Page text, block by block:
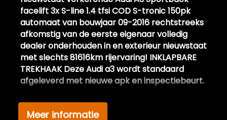
Sportvelgen
Trekhaak
Trekhaak uitklapbaar
Warmtewerend glas
Achterbank in delen neerklapbaar
facelift 3x S-line 1.4 tfsi COD S-tronic 150pk
automaat van bouwjaar 09-2016 rechtstreeks
afkomstig van de eerste eigenaar volledig
dealer onderhouden in en exterieur nieuwstaat
met slechts 81616km rijervaring! INKLAPBARE
TREKHAAKDeze Audi a3 wordt standaard
afgeleverd met nieuwe apk en inspectiebeurt.
Audi A3 SPORTBACK 1.4 TFSI CoD 150PK/S-
TRONIC/3XSLINE/ADAPTIEFCRUISE/DCC/NAV/
Meer informatie